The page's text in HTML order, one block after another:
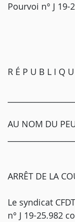
Pourvoi n° J 19-
R É P U B L I Q
AU NOM DU
ARRÊT DE LA
Le syndicat
n° J 19-25.982